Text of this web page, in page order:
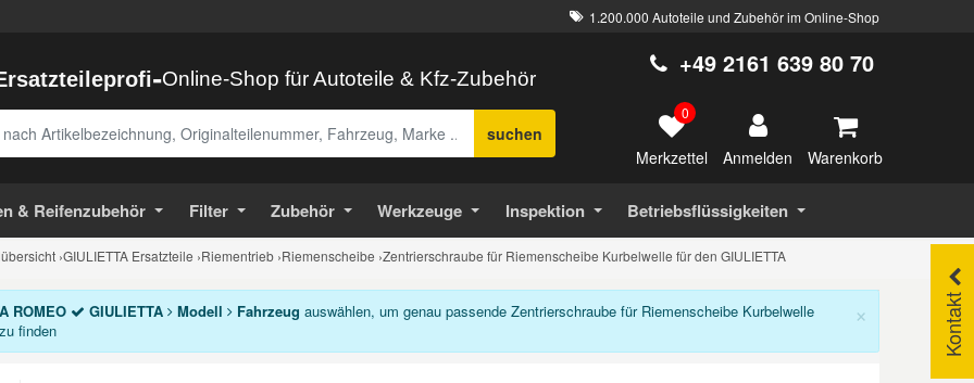
1.200.000 Autoteile und Zubehör im Online-Shop
-Online-Shop für Autoteile & Kfz-Zubehör
suchen
+49 2161 639 80 70
0
Merkzettel Anmelden Warenkorb
& Reifenzubehör Filter Zubehör Werkzeuge Inspektion Betriebsflüssigkeiten
›GIULIETTA Ersatzteile ›Riementrieb ›Riemenscheibe ›Zentrierschraube für Riemenscheibe Kurbelwelle für den GIULIETTA
Kontakt
×
ROMEO GIULIETTA Modell Fahrzeug auswählen, um genau passende Zentrierschraube für Riemenscheibe Kurbelwelle
finden